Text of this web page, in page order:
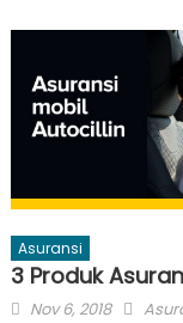
Asuransi
3 Produk
Posted
Nov 6, 2018